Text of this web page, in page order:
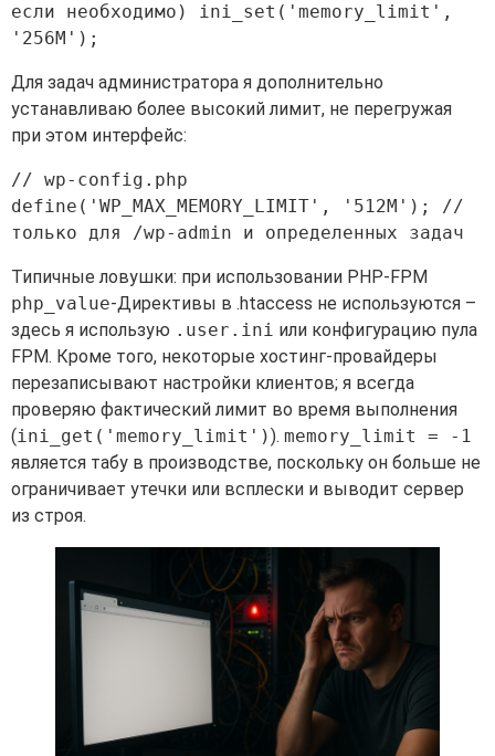
если необходимо) ini_set('memory_limit',
Для задач администратора я дополнительно
устанавливаю более высокий лимит, не перегружая
при этом интерфейс:
// wp-config.php
define('WP_MAX_MEMORY_LIMIT', '512M'); //
Типичные ловушки: при использовании PHP-FPM
php_value-Директивы в .htaccess не используются –
здесь я использую .user.ini или конфигурацию пула
FPM. Кроме того, некоторые хостинг-провайдеры
перезаписывают настройки клиентов; я всегда
проверяю фактический лимит во время выполнения
(ini_get('memory_limit')). memory_limit = -1
является табу в производстве, поскольку он больше не
ограничивает утечки или всплески и выводит сервер
из строя.